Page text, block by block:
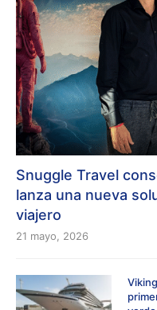
Snuggle Travel
lanza una nueva
viajero
21 mayo, 2026